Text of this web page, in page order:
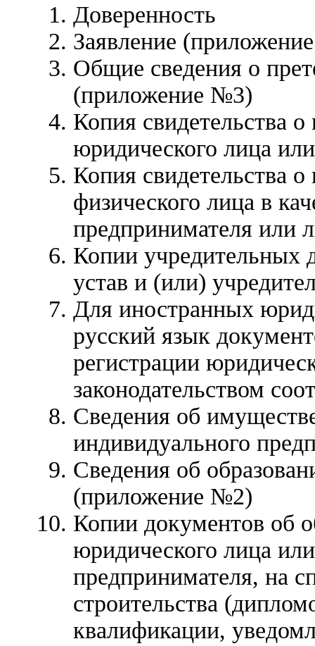
Доверенность
Заявление
Общие сведения о
(приложение №3)
Копия свидетельства о
юридического лица
Копия свидетельства о
физического лица в
предпринимателя или
Копии учредительных
устав и (или)
Для иностранных
русский язык
регистрации
законодательством
Сведения об
индивидуального
Сведения об
(приложение №2)
Копии документов об
юридического лица
предпринимателя, на
строительства
квалификации,